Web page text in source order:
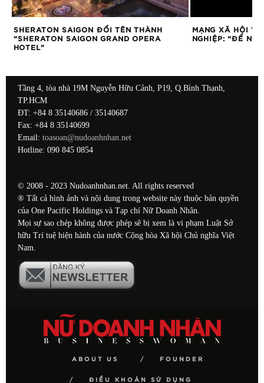
SHERATON SAIGON ĐỔI TÊN THÀNH
“SHERATON SAIGON GRAND OPERA
HOTEL”
MẠNG XÃ HỘI
NGHIỆP: “ĐỂ
Tầng 4, tòa nhà 19M Nguyễn Hữu Cảnh, P19, Q.Bình Thạnh,
TP.HCM
ĐT: +84 8 35140686 / 35140687
Fax: +84 8 35140699
Email: toasoan@nudoanhnhan.net
Hotline: 090 845 0854
© 2008 - 2023 Nudoanhnhan.net. All rights reserved
® Tất cả hình ảnh và nội dung trong website này thuộc bản quyền
của One Pacific Holdings và Tạp chí Nữ Doanh Nhân.
Mọi sự sao chép không được phép sẽ bị xem là vi phạm Luật Sở
hữu Trí tuệ hiện hành của nước Cộng hòa Xã hội Chủ nghĩa Việt
Nam.
ABOUT US FOUNDER
ĐIỀU KHOẢN SỬ DỤNG